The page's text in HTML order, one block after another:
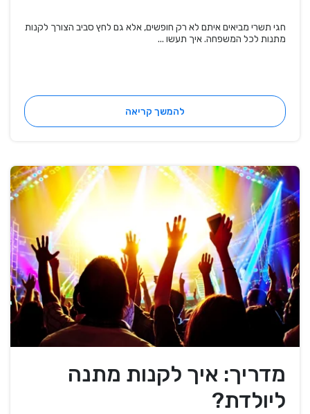
חגי תשרי מביאים איתם לא רק חופשים, אלא גם לחץ סביב הצורך לקנות
מתנות לכל המשפחה. איך תעשו ...
להמשך קריאה
מדריך: איך לקנות מתנה
ליולדת?